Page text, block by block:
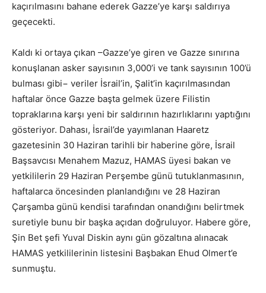
kaçırılmasını bahane ederek Gazze’ye karşı saldırıya
geçecekti.
Kaldı ki ortaya çıkan –Gazze’ye giren ve Gazze sınırına
konuşlanan asker sayısının 3,000’i ve tank sayısının 100’ü
bulması gibi− veriler İsrail’in, Şalit’in kaçırılmasından
haftalar önce Gazze başta gelmek üzere Filistin
topraklarına karşı yeni bir saldırının hazırlıklarını yaptığını
gösteriyor. Dahası, İsrail’de yayımlanan Haaretz
gazetesinin 30 Haziran tarihli bir haberine göre, İsrail
Başsavcısı Menahem Mazuz, HAMAS üyesi bakan ve
yetkililerin 29 Haziran Perşembe günü tutuklanmasının,
haftalarca öncesinden planlandığını ve 28 Haziran
Çarşamba günü kendisi tarafından onandığını belirtmek
suretiyle bunu bir başka açıdan doğruluyor. Habere göre,
Şin Bet şefi Yuval Diskin aynı gün gözaltına alınacak
HAMAS yetkililerinin listesini Başbakan Ehud Olmert’e
sunmuştu.